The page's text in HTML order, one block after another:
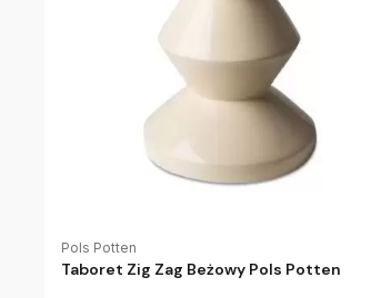
Pols Potten
Taboret Zig Zag Beżowy Pols Potten